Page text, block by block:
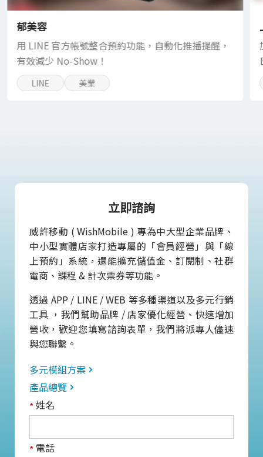
郁美容
用 LINE 官方帳號整合預約功能，自動化推播提醒，
有效減少 No-Show！
LINE 美業
立即諮詢
威許移動 ( WishMobile ) 專為中大型企業品牌、
中小型實體店家打造專屬的「會員經營」與「線
上預約」系統，還能擴充儲值金、訂閱制、社群
電商、課程 & 計次票券等功能。
透過 APP / LINE / WEB 等多種渠道以及多元行銷
工具 ，我們幫助品牌 / 店家優化經營、快速增加
營收，歡迎您填寫諮詢表單，我們將派專人儘速
與您聯繫。
多元模組方案
產品總覽
*姓名
* 電話